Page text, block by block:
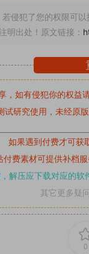
侵犯了您的权限可以
明出处！原文链接：
，如有侵犯你的权益
研究使用，未经原
如果遇到付费才可获
付费素材可提供补档服
解压应下载对应的软
其它更多疑
0